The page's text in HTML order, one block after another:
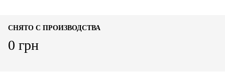
СНЯТО С ПРОИЗВОДСТВА
0 грн